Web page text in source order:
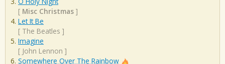
[ Misc Christmas ]
Let It Be
[ The Beatles ]
Imagine
[ John Lennon ]
Somewhere Over The Rainbow